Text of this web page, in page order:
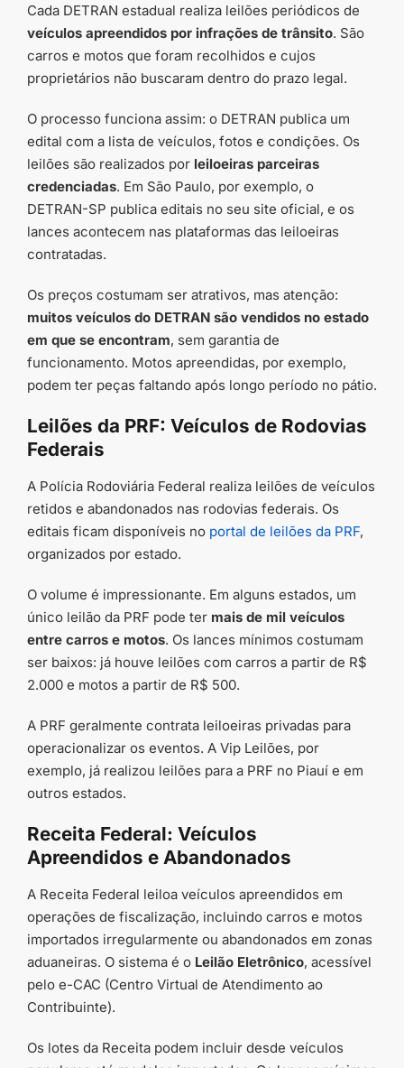
Cada DETRAN estadual realiza leilões periódicos de
veículos apreendidos por infrações de trânsito. São
carros e motos que foram recolhidos e cujos
proprietários não buscaram dentro do prazo legal.
O processo funciona assim: o DETRAN publica um
edital com a lista de veículos, fotos e condições. Os
leilões são realizados por leiloeiras parceiras
credenciadas. Em São Paulo, por exemplo, o
DETRAN-SP publica editais no seu site oficial, e os
lances acontecem nas plataformas das leiloeiras
contratadas.
Os preços costumam ser atrativos, mas atenção:
muitos veículos do DETRAN são vendidos no estado
em que se encontram, sem garantia de
funcionamento. Motos apreendidas, por exemplo,
podem ter peças faltando após longo período no pátio.
Leilões da PRF: Veículos de Rodovias
Federais
A Polícia Rodoviária Federal realiza leilões de veículos
retidos e abandonados nas rodovias federais. Os
editais ficam disponíveis no portal de leilões da PRF,
organizados por estado.
O volume é impressionante. Em alguns estados, um
único leilão da PRF pode ter mais de mil veículos
entre carros e motos. Os lances mínimos costumam
ser baixos: já houve leilões com carros a partir de R$
2.000 e motos a partir de R$ 500.
A PRF geralmente contrata leiloeiras privadas para
operacionalizar os eventos. A Vip Leilões, por
exemplo, já realizou leilões para a PRF no Piauí e em
outros estados.
Receita Federal: Veículos
Apreendidos e Abandonados
A Receita Federal leiloa veículos apreendidos em
operações de fiscalização, incluindo carros e motos
importados irregularmente ou abandonados em zonas
aduaneiras. O sistema é o Leilão Eletrônico, acessível
pelo e-CAC (Centro Virtual de Atendimento ao
Contribuinte).
Os lotes da Receita podem incluir desde veículos